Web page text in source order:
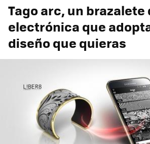
Tago arc, un
electrónica que
diseño que quieras